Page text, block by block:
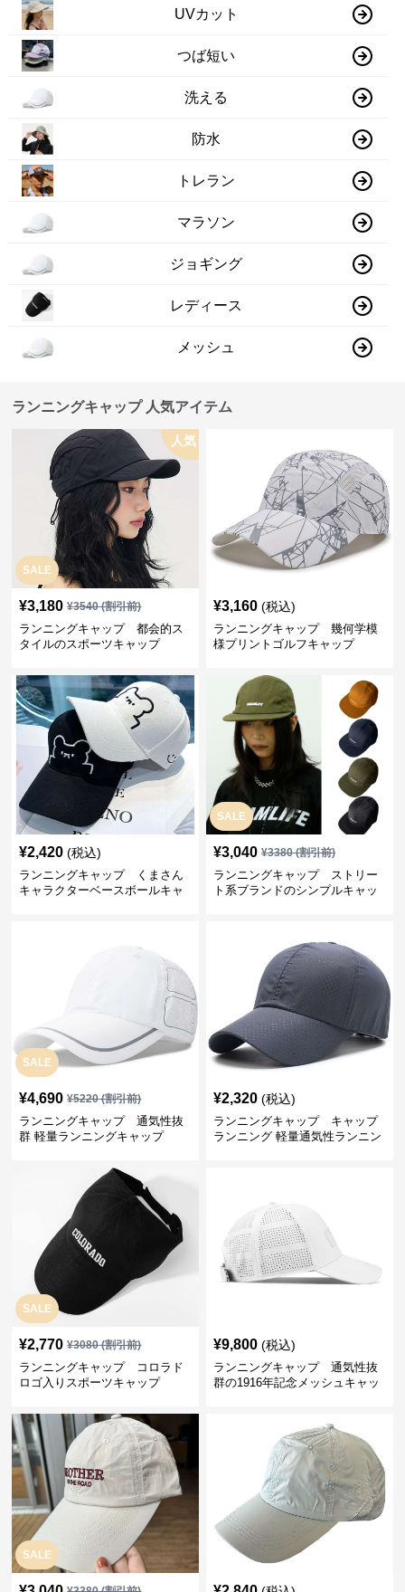
UVカット
つば短い
洗える
防水
トレラン
マラソン
ジョギング
レディース
メッシュ
ランニングキャップ 人気アイテム
SALE
人気
¥3,180 ¥3540(割引前)
ランニングキャップ 都会的ス
タイルのスポーツキャップ
¥3,160 (税込)
ランニングキャップ 幾何学模
様プリントゴルフキャップ
¥2,420 (税込)
ランニングキャップ くまさん
キャラクターベースボールキャ
SALE
¥3,040 ¥3380(割引前)
ランニングキャップ ストリー
ト系ブランドのシンプルキャッ
SALE
¥4,690 ¥5220(割引前)
ランニングキャップ 通気性抜
群 軽量ランニングキャップ
¥2,320 (税込)
ランニングキャップ キャップ
ランニング 軽量通気性ランニン
SALE
¥2,770 ¥3080(割引前)
ランニングキャップ コロラド
ロゴ入りスポーツキャップ
¥9,800 (税込)
ランニングキャップ 通気性抜
群の1916年記念メッシュキャッ
SALE